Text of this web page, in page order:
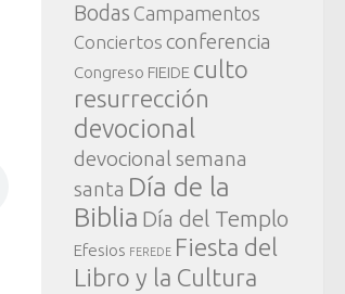
Bodas Campamentos
Conciertos conferencia
Congreso FIEIDE culto
resurrección
devocional
devocional semana
santa Día de la
Biblia Día del Templo
Efesios FEREDE Fiesta del
Libro y la Cultura